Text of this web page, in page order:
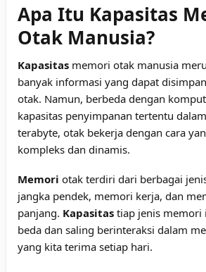
Apa Itu Kapasitas
Otak Manusia?
Kapasitas memori otak manusia
banyak informasi yang dapat
otak. Namun, berbeda dengan
kapasitas penyimpanan tertentu
terabyte, otak bekerja dengan cara
kompleks dan dinamis.
Memori otak terdiri dari berbagai
jangka pendek, memori kerja, dan
panjang. Kapasitas tiap jenis memori
beda dan saling berinteraksi dalam
yang kita terima setiap hari.